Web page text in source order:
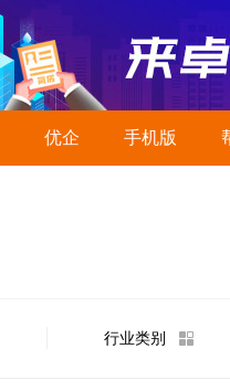
优企 手机版
行业类别